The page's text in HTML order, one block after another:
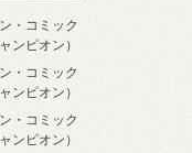
・コミック
ンピオン）
・コミック
ンピオン）
・コミック
ンピオン）